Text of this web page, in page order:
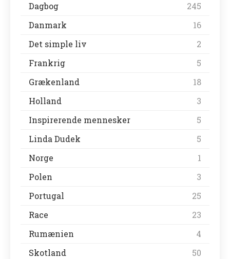
Dagbog
245
Danmark
16
Det simple liv
2
Frankrig
5
Grækenland
18
Holland
3
Inspirerende mennesker
5
Linda Dudek
5
Norge
1
Polen
3
Portugal
25
Race
23
Rumænien
4
Skotland
50